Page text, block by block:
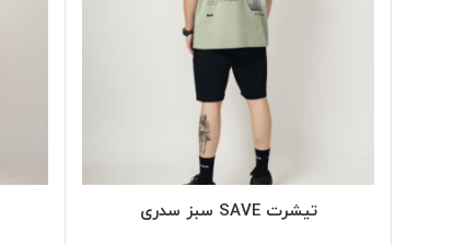
SELECT OPTIONSتیشرت SAVE سبز سدری